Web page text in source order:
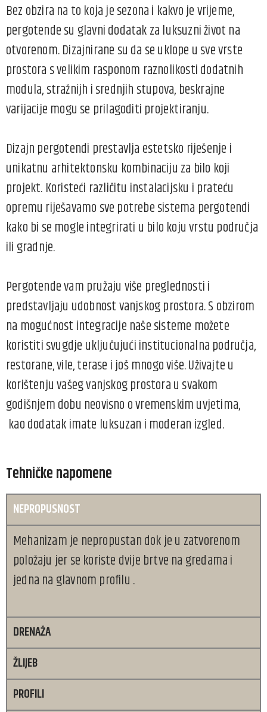
Bez obzira na to koja je sezona i kakvo je vrijeme,
pergotende su glavni dodatak za luksuzni život na
otvorenom. Dizajnirane su da se uklope u sve vrste
prostora s velikim rasponom raznolikosti dodatnih
modula, stražnijh i srednjih stupova, beskrajne
varijacije mogu se prilagoditi projektiranju.
Dizajn pergotendi prestavlja estetsko riješenje i
unikatnu arhitektonsku kombinaciju za bilo koji
projekt. Koristeći različitu instalacijsku i prateću
opremu riješavamo sve potrebe sistema pergotendi
kako bi se mogle integrirati u bilo koju vrstu područja
ili gradnje.
Pergotende vam pružaju više preglednosti i
predstavljaju udobnost vanjskog prostora. S obzirom
na mogućnost integracije naše sisteme možete
koristiti svugdje uključujući institucionalna područja,
restorane, vile, terase i još mnogo više. Uživajte u
korištenju vašeg vanjskog prostora u svakom
godišnjem dobu neovisno o vremenskim uvjetima,
kao dodatak imate luksuzan i moderan izgled.
Tehničke napomene
NEPROPUSNOST
Mehanizam je nepropustan dok je u zatvorenom
položaju jer se koriste dvije brtve na gredama i
jedna na glavnom profilu .
DRENAŽA
ŽLIJEB
PROFILI